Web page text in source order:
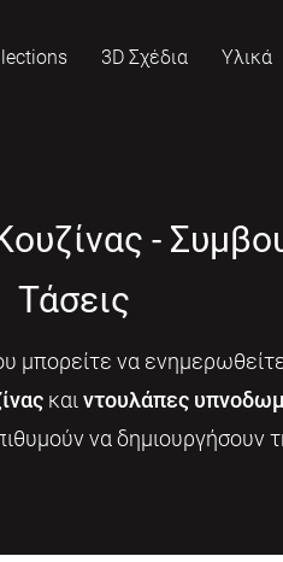
3D Σχέδια Υλικά
-
Τάσεις
μπορείτε να
και ντουλάπες
να δημιουργήσουν